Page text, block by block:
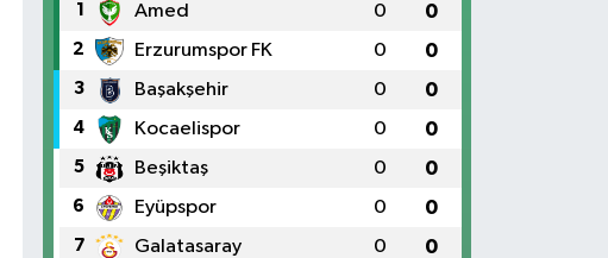
1 Amed 0 0
2 Erzurumspor FK 0 0
3 Başakşehir 0 0
4 Kocaelispor 0 0
5 Beşiktaş 0 0
6 Eyüpspor 0 0
7 Galatasaray 0 0